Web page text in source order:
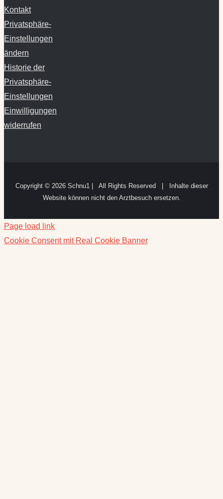
Kontakt
Privatsphäre-
Einstellungen
ändern
Historie der
Privatsphäre-
Einstellungen
Einwilligungen
widerrufen
Copyright © 2026 Schnu1 | All Rights Reserved | Inhalte dieser
Website können nicht den Arztbesuch ersetzen.
Page load link
Cookie Consent mit Real Cookie Banner